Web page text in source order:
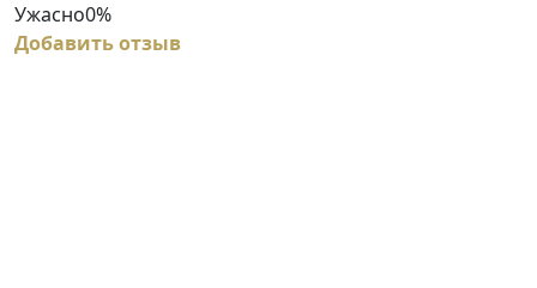
Ужасно0%
Добавить отзыв